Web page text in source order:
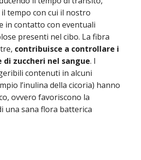
tempo con cui il nostro
in contatto con eventuali
presenti nel cibo. La fibra
contribuisce a controllare i
zuccheri nel sangue. I
contenuti in alcuni
l’inulina della cicoria) hanno
ovvero favoriscono la
una sana flora batterica